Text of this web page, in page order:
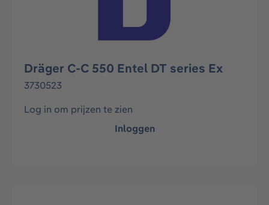
Dräger C-C 550 Entel DT series Ex
3730523
Log in om prijzen te zien
Inloggen